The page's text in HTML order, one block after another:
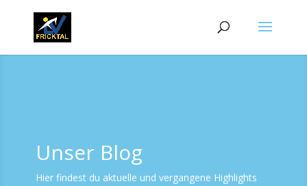
Unser Blog
Hier findest du aktuelle und vergangene Highlights